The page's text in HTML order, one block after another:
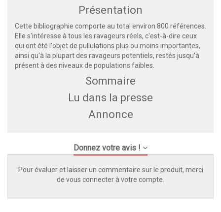
Présentation
Cette bibliographie comporte au total environ 800 références.
Elle s'intéresse à tous les ravageurs réels, c'est-à-dire ceux
qui ont été l'objet de pullulations plus ou moins importantes,
ainsi qu'à la plupart des ravageurs potentiels, restés jusqu'à
présent à des niveaux de populations faibles.
Sommaire
Lu dans la presse
Annonce
Donnez votre avis !
Pour évaluer et laisser un commentaire sur le produit, merci
de vous connecter à votre compte.